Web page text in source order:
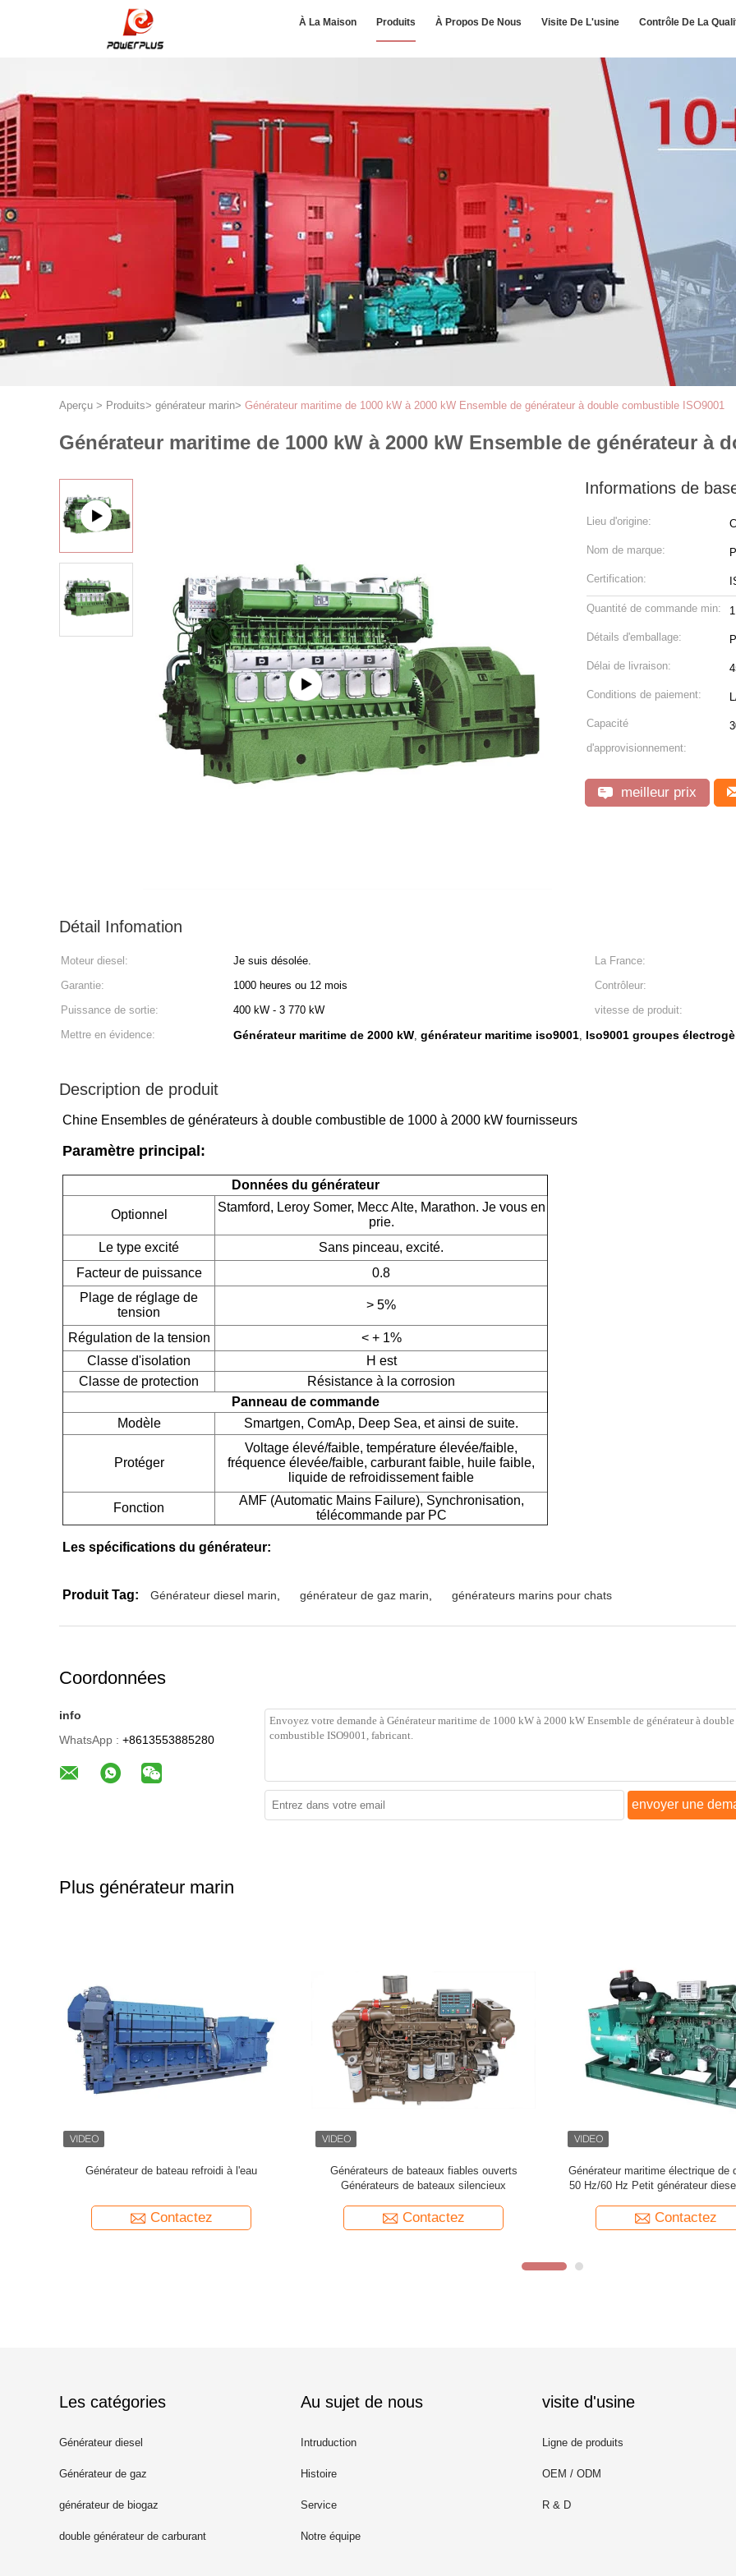
À La Maison Produits À Propos De Nous Visite De L'usine Contrôle De La
Aperçu > Produits> générateur marin> Générateur maritime de 1000 kW à 2000 kW Ensemble de générateur à double combustible ISO9001
Générateur maritime de 1000 kW à 2000 kW Ensemble de générateur à
Informations de
Lieu d'origine:
Nom de marque:
Certification:
Quantité de commande min:
Détails d'emballage:
Délai de livraison:
Conditions de paiement:
Capacité
d'approvisionnement:
meilleur prix
Détail Infomation
Moteur diesel: Je suis désolée.
La France:
Garantie:
1000 heures ou 12 mois
Contrôleur:
Puissance de sortie:
400 kW - 3 770 kW
vitesse de produit:
Mettre en évidence:
Générateur maritime de 2000 kW, générateur maritime iso9001, Iso9001 groupes
Description de produit
Chine Ensembles de générateurs à double combustible de 1000 à 2000 kW fournisseurs
Paramètre principal:
Données du générateur
Optionnel
Stamford, Leroy Somer, Mecc Alte, Marathon. Je vous en
prie.
Le type excité
Sans pinceau, excité.
Facteur de puissance
0.8
Plage de réglage de
tension
> 5%
Régulation de la tension
< + 1%
Classe d'isolation
H est
Classe de protection
Résistance à la corrosion
Panneau de commande
Modèle
Smartgen, ComAp, Deep Sea, et ainsi de suite.
Protéger
Voltage élevé/faible, température élevée/faible,
fréquence élevée/faible, carburant faible, huile faible,
liquide de refroidissement faible
Fonction
AMF (Automatic Mains Failure), Synchronisation,
télécommande par PC
Les spécifications du générateur:
Produit Tag: Générateur diesel marin générateur de gaz marin générateurs marins pour chats
Coordonnées
info
WhatsApp : +8613553885280
envoyer une
Plus générateur marin
Générateur maritime à cylindres multiples
Contactez
Générateur de diesel maritime 50 Hz/60 Hz
Générateur marin Cummins
Contactez
Générateur maritime de petite taille
avec panneau de commande
Contactez
Les catégories
Générateur diesel
Générateur de gaz
générateur de biogaz
double générateur de carburant
Au sujet de nous
Intruduction
Histoire
Service
Notre équipe
visite d'usine
Ligne de produits
OEM / ODM
R & D